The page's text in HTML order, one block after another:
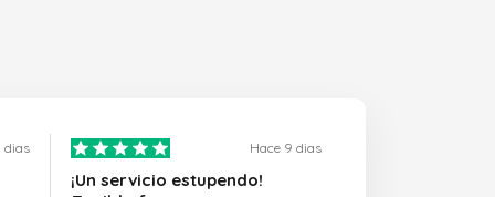
dias Hace 9 dias
¡Un servicio estupendo!